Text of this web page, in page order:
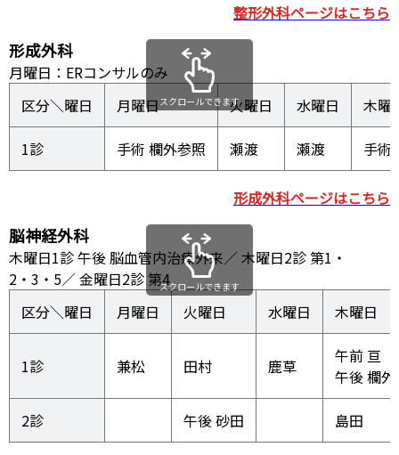
整形外科ページはこちら
形成外科
月曜日：ERコンサルのみ
区分＼曜日
月曜日 火曜日 水曜日 木曜
1診 手術 欄外参照 瀬渡 瀬渡 手術
スクロールできます
形成外科ページはこちら
脳神経外科
木曜日1診 午後 脳血管内治療外来／ 木曜日2診 第1・
2・3・5／ 金曜日2診 第4
区分＼曜日
月曜日 火曜日 水曜日 木曜日
1診 兼松 田村 鹿草
午前 亘
午後 欄
2診 午後 砂田 島田
スクロールできます